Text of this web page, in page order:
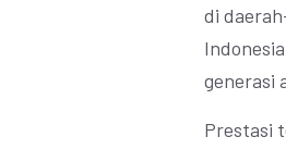
di
generasi
Prestasi